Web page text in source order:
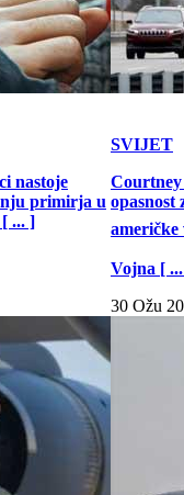
nastoje
primirja u
... ]
SVIJET
Courtney
opasnost
američke
Vojna [
30 Ožu